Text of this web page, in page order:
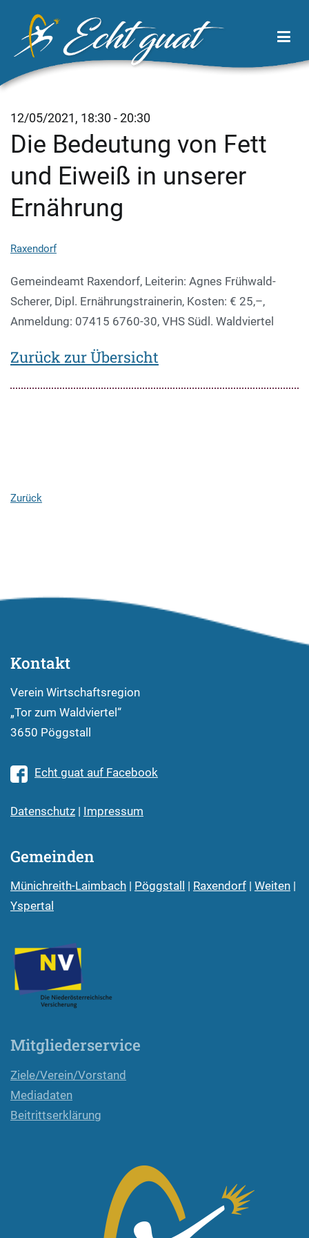
springen
Echt Guat
Wirtschaftsregion Tor zum Waldviertel
12/05/2021, 18:30 - 20:30
Die Bedeutung von Fett
und Eiweiß in unserer
Ernährung
Raxendorf
Gemeindeamt Raxendorf, Leiterin: Agnes Frühwald-
Scherer, Dipl. Ernährungstrainerin, Kosten: € 25,–,
Anmeldung: 07415 6760-30, VHS Südl. Waldviertel
Zurück zur Übersicht
Zurück
Kontakt
Verein Wirtschaftsregion
„Tor zum Waldviertel“
3650 Pöggstall
Echt guat auf Facebook
Datenschutz | Impressum
Gemeinden
Münichreith-Laimbach Pöggstall Raxendorf Weiten
Yspertal
Mitgliederservice
Ziele/Verein/Vorstand
Mediadaten
Beitrittserklärung